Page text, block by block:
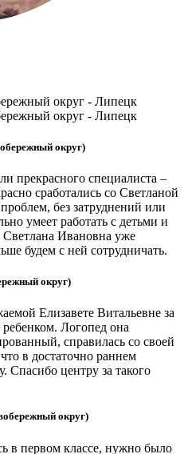
округ - Липецк
округ - Липецк
округ)
прекрасного специалиста –
сработались со Светланой
без затруднений или
умеет работать с детьми и
Ивановна уже
будем с ней сотрудничать.
округ)
Елизавете Витальевне за
Логопед она
справилась со своей
в достаточно раннем
Спасибо центру за такого
округ)
в первом классе, нужно было